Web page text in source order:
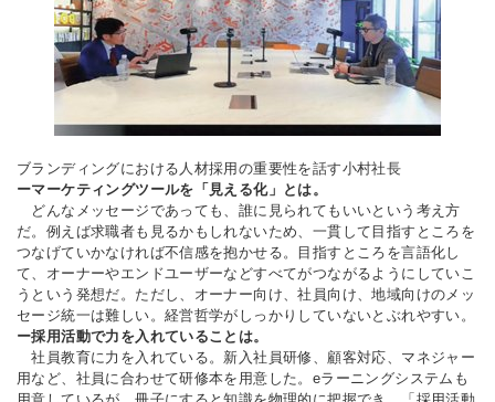
ブランディングにおける人材採用の重要性を話す小村社長
ーマーケティングツールを「見える化」とは。
どんなメッセージであっても、誰に見られてもいいという考え方
だ。例えば求職者も見るかもしれないため、一貫して目指すところを
つなげていかなければ不信感を抱かせる。目指すところを言語化し
て、オーナーやエンドユーザーなどすべてがつながるようにしていこ
うという発想だ。ただし、オーナー向け、社員向け、地域向けのメッ
セージ統一は難しい。経営哲学がしっかりしていないとぶれやすい。
ー採用活動で力を入れていることは。
社員教育に力を入れている。新入社員研修、顧客対応、マネジャー
用など、社員に合わせて研修本を用意した。eラーニングシステムも